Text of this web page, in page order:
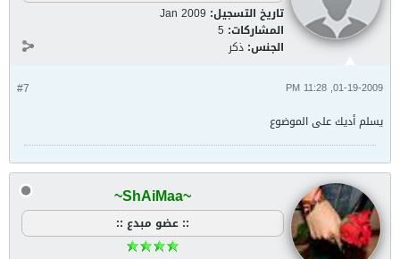
تاريخ التسجيل: Jan 2009
المشاركات: 5
الجنس: ذكر
#7 01-19-2009, 11:28 PM
يسلم أديك على الموضوع
~ShAiMaa~
:: عضو مبدع ::